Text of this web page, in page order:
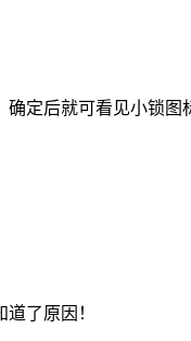
定后就可看见小锁图
了原因！